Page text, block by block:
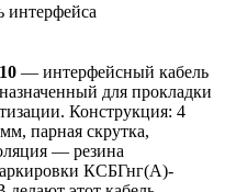
интерфейса
— интерфейсный кабель
для прокладки
Конструкция: 4
парная скрутка,
— резина
КСБГнг(А)-